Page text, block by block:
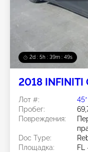
2d : 5h : 39m : 46s
2018 INFINITI
Лот #:
Пробег:
Повреждения:
Doc Type:
Площадка:
FL